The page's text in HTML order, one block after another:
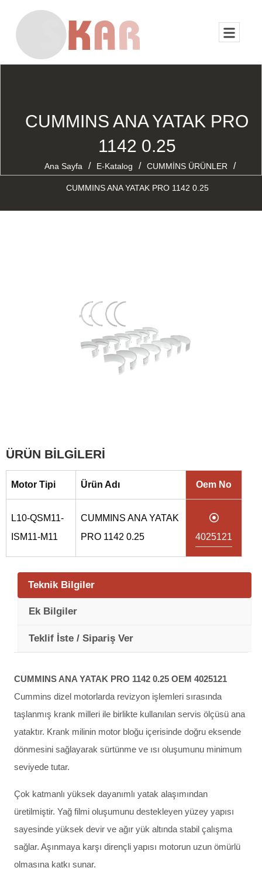
CUMMINS ANA YATAK PRO
1142 0.25
Ana Sayfa / E-Katalog / CUMMİNS ÜRÜNLER /
CUMMINS ANA YATAK PRO 1142 0.25
ÜRÜN BİLGİLERİ
Motor Tipi Ürün Adı Oem No
L10-QSM11-
ISM11-M11
CUMMINS ANA YATAK
PRO 1142 0.25
4025121
Teknik Bilgiler
Ek Bilgiler
Teklif İste / Sipariş Ver
CUMMINS ANA YATAK PRO 1142 0.25 OEM 4025121
Cummins dizel motorlarda revizyon işlemleri sırasında
taşlanmış krank milleri ile birlikte kullanılan servis ölçüsü ana
yataktır. Krank milinin motor bloğu içerisinde doğru eksende
dönmesini sağlayarak sürtünme ve ısı oluşumunu minimum
seviyede tutar.
Çok katmanlı yüksek dayanımlı yatak alaşımından
üretilmiştir. Yağ filmi oluşumunu destekleyen yüzey yapısı
sayesinde yüksek devir ve ağır yük altında stabil çalışma
sağlar. Aşınmaya karşı dirençli yapısı motorun uzun ömürlü
olmasına katkı sunar.